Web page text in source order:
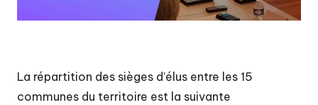
u
a
y
La répartition des sièges d’élus entre les 15
communes du territoire est la suivante